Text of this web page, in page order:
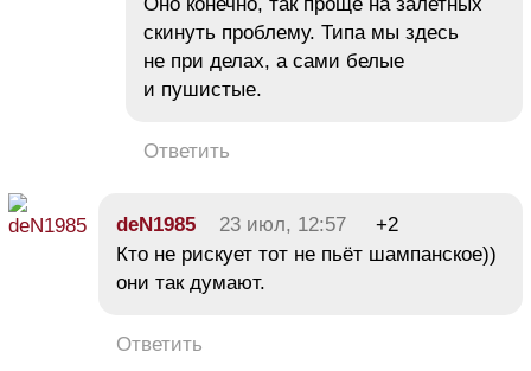
скинуть проблему. Типа мы здесь
не при делах, а сами белые
и пушистые.
Ответить
deN1985 23 июл, 12:57
+2
Кто не рискует тот не пьёт шампанское))
они так думают.
Ответить